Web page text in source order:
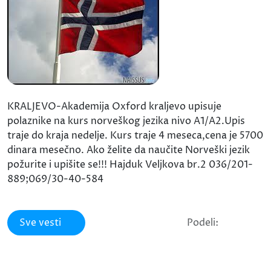
KRALJEVO-Akademija Oxford kraljevo upisuje
polaznike na kurs norveškog jezika nivo A1/A2.Upis
traje do kraja nedelje. Kurs traje 4 meseca,cena je 5700
dinara mesečno. Ako želite da naučite Norveški jezik
požurite i upišite se!!! Hajduk Veljkova br.2 036/201-
889;069/30-40-584
Sve vesti Podeli: